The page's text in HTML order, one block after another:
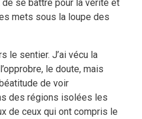
se battre pour la vérité et
mets sous la loupe des
le sentier. J’ai vécu la
le doute, mais
de voir
des régions isolées les
de ceux qui ont compris le